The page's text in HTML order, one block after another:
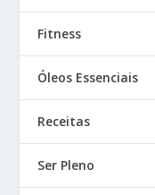
Fitness
Óleos Essenciais
Receitas
Ser Pleno